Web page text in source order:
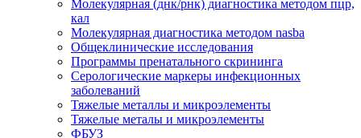
Молекулярная (днк/рнк) диагностика методом пцр,
кал
Молекулярная диагностика методом nasba
Общеклинические исследования
Программы пренатального скрининга
Серологические маркеры инфекционных
заболеваний
Тяжелые металлы и микроэлементы
Тяжелые металы и микроэлементы
ФБУЗ